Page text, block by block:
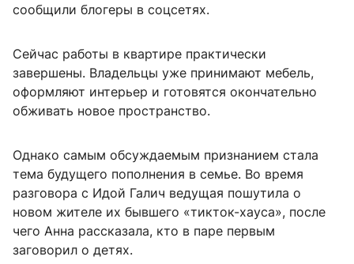
сообщили блогеры в соцсетях.
Сейчас работы в квартире практически
завершены. Владельцы уже принимают мебель,
оформляют интерьер и готовятся окончательно
обживать новое пространство.
Однако самым обсуждаемым признанием стала
тема будущего пополнения в семье. Во время
разговора с Идой Галич ведущая пошутила о
новом жителе их бывшего «тикток-хауса», после
чего Анна рассказала, кто в паре первым
заговорил о детях.